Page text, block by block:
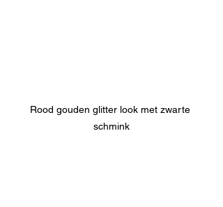
Rood gouden glitter look met zwarte
schmink